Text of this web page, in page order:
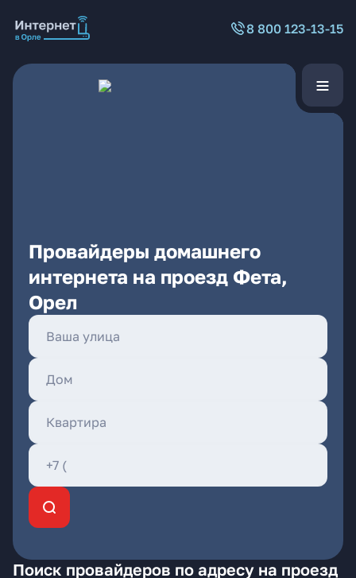
8 800 123-13-15
Провайдеры домашнего
интернета на проезд Фета,
Орел
Поиск провайдеров по адресу на проезд